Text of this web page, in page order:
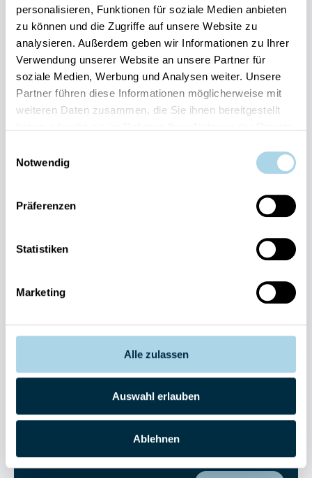
personalisieren, Funktionen für soziale Medien anbieten
zu können und die Zugriffe auf unsere Website zu
analysieren. Außerdem geben wir Informationen zu Ihrer
Verwendung unserer Website an unsere Partner für
soziale Medien, Werbung und Analysen weiter. Unsere
Partner führen diese Informationen möglicherweise mit
weiteren Daten zusammen, die Sie ihnen bereitgestellt
Notwendig
Präferenzen
Statistiken
Marketing
Alle zulassen
Auswahl erlauben
Ablehnen
Ihre Vorteile auf einen Blick:
Bestpreis-Garantie für Ihren Urlaub
Flexible An- und Abreise 24/7 möglich
Risikofrei bis 60 Tage vorher stornieren
Sofortige Buchungsbestätigung
Persönlicher Gästeservice vor Ort Transparente
Fragen und Wünsche?
038393-
Anlage
Sterne